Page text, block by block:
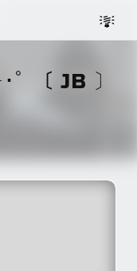
〔 JB 〕